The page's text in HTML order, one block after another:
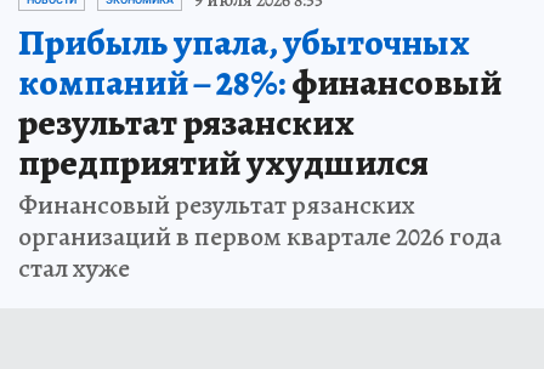
Прибыль упала, убыточных
компаний – 28%:финансовый
результат рязанских
предприятий ухудшился
Финансовый результат рязанских
организаций в первом квартале 2026 года
стал хуже